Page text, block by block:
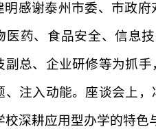
明感谢泰州市委、市政府
医药、食品安全、信息
副总、企业研修等为抓
、注入动能。座谈会上
校深耕应用型办学的特色